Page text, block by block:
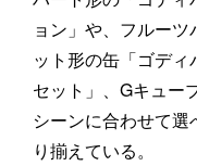
ョン」や、フルー
ット形の缶「ゴデ
セット」、Gキュー
シーンに合わせて
り揃えている。